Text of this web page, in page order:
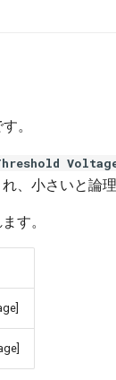
。
、小さいと論
す。